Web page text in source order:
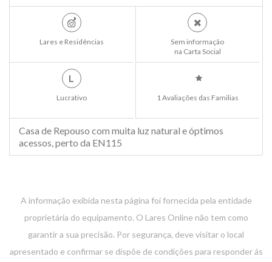
Lares e Residências
Sem informação
na Carta Social
L
Lucrativo 1 Avaliações das Familias
Casa de Repouso com muita luz natural e óptimos
acessos, perto da EN115
A informação exibida nesta página foi fornecida pela entidade
proprietária do equipamento. O Lares Online não tem como
garantir a sua precisão. Por segurança, deve visitar o local
apresentado e confirmar se dispõe de condições para responder ás